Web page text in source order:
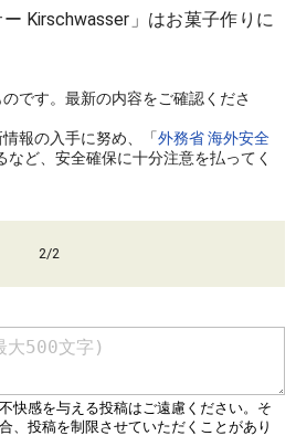
Kirschwasser」はお菓子作りに
です。最新の内容をご確認くださ
報の入手に努め、「外務省 海外安全
など、安全確保に十分注意を払ってく
2/2